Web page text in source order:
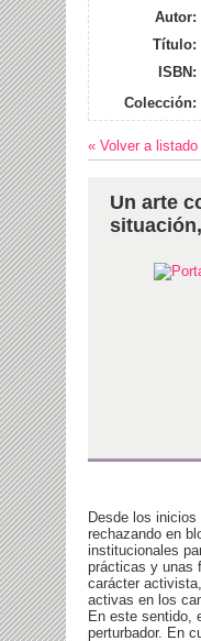
Autor:
Título:
ISBN:
Colección:
« Volver a listado
Un arte
Desde los
rechazando en
institucionales
prácticas y unas
carácter
activas en los
En este sentido,
perturbador. En